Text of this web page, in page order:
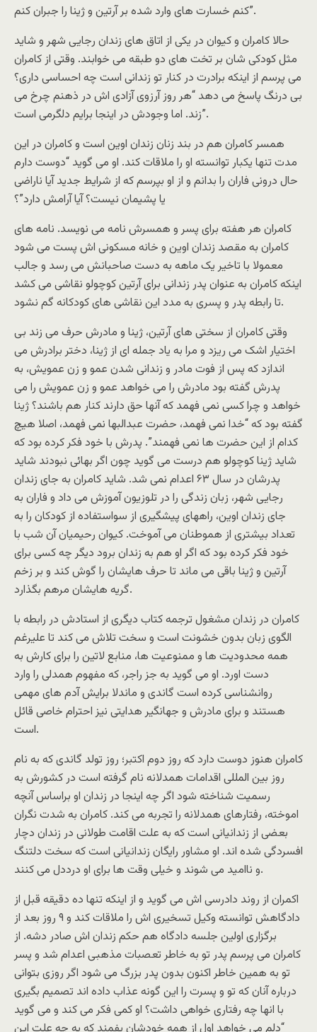
کنم خسارت های وارد شده بر آرتین و ژینا را جبران کنم”.
حالا کامران و کیوان در یکی از اتاق های زندان رجایی شهر و شاید
مثل کودکی شان بر تخت های دو طبقه می خوابند. وقتی از کامران
می پرسم از اینکه برادرت در کنار تو زندانی است چه احساسی داری؟
بی درنگ پاسخ می دهد “هر روز آرزوی آزادی اش در ذهنم چرخ می
زند. اما وجودش در اینجا برایم دلگرمی است”.
همسر کامران هم در بند زنان زندان اوین است و کامران در این
مدت تنها یکبار توانسته او را ملاقات کند. او می گوید “دوست دارم
حال درونی فاران را بدانم و از او بپرسم که از شرایط جدید آیا ناراضی
یا پشیمان نیست؟ آیا آرامش دارد”؟
کامران هر هفته برای پسر و همسرش نامه می نویسد. نامه های
کامران به مقصد زندان اوین و خانه مسکونی اش پست می شود
معمولا با تاخیر یک ماهه به دست صاحبانش می رسد و جالب
اینکه کامران به عنوان پدر زندانی برای آرتین کوچولو نقاشی می کشد
تا رابطه پدر و پسری به مدد این نقاشی های کودکانه گم نشود.
وقتی کامران از سختی های آرتین، ژینا و مادرش حرف می زند بی
اختیار اشک می ریزد و مرا به یاد جمله ای از ژینا، دختر برادرش می
اندازد که پس از فوت مادر و زندانی شدن عمو و زن عمویش، به
پدرش گفته بود مادرش را می خواهد عمو و زن عمویش را می
خواهد و چرا کسی نمی فهمد که آنها حق دارند کنار هم باشند؟ ژینا
گفته بود که “خدا نمی فهمد، حضرت عبدالبها نمی فهمد، اصلا هیچ
کدام از این حضرت ها نمی فهمند”. پدرش با خود فکر کرده بود که
شاید ژینا کوچولو هم درست می گوید چون اگر بهائی نبودند شاید
پدرشان در سال ۶۳ اعدام نمی شد. شاید کامران به جای زندان
رجایی شهر، زبان زندگی را در تلوزیون آموزش می داد و فاران به
جای زندان اوین، راههای پیشگیری از سواستفاده از کودکان را به
تعداد بیشتری از هموطنان می آموخت. کیوان رحیمیان آن شب با
خود فکر کرده بود که اگر او هم به زندان برود دیگر چه کسی برای
آرتین و ژینا باقی می ماند تا حرف هایشان را گوش کند و بر زخم
گریه هایشان مرهم بگذارد.
کامران در زندان مشغول ترجمه کتاب دیگری از استادش در رابطه با
الگوی زبان بدون خشونت است و سخت تلاش می کند تا علیرغم
همه محدودیت ها و ممنوعیت ها، منابع لاتین را برای کارش به
دست اورد. او می گوید به جز راجر، که مفهوم همدلی را وارد
روانشناسی کرده است گاندی و ماندلا برایش آدم های مهمی
هستند و برای مادرش و جهانگیر هدایتی نیز احترام خاصی قائل
است.
کامران هنوز دوست دارد که روز دوم اکتبر؛ روز تولد گاندی که به نام
روز بین المللی اقدامات همدلانه نام گرفته است در کشورش به
رسمیت شناخته شود اگر چه اینجا در زندان او براساس آنچه
اموخته، رفتارهای همدلانه را تجربه می کند. کامران به شدت نگران
بعضی از زندانیانی است که به علت اقامت طولانی در زندان دچار
افسردگی شده اند. او مشاور رایگان زندانیانی است که سخت دلتنگ
و ناامید می شوند و خیلی وقت ها برای او درددل می کنند.
اکمران از روند دادرسی اش می گوید و از اینکه تنها ده دقیقه قبل از
دادگاهش توانسته وکیل تسخیری اش را ملاقات کند و ۹ روز بعد از
برگزاری اولین جلسه دادگاه هم حکم زندان اش صادر دشه. از
کامران می پرسم پدر تو به خاطر تعصبات مذهبی اعدام شد و پسر
تو به همین خاطر اکنون بدون پدر بزرگ می شود اگر روزی بتوانی
درباره آنان که تو و پسرت را این گونه عذاب داده اند تصمیم بگیری
با انها چه رفتاری خواهی داشت؟ او کمی فکر می کند و می گوید